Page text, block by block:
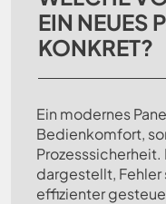
EIN NEUES
KONKRET?
Ein modernes
Bedienkomfort,
dargestellt, Fehler
effizienter